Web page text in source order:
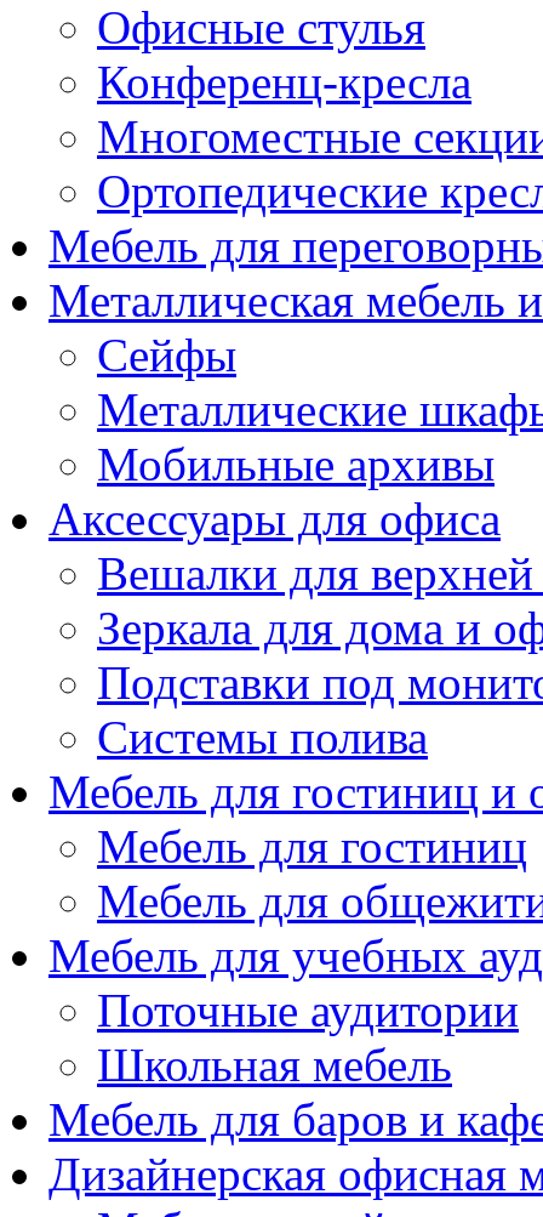
Офисные стулья
Конференц-кресла
Многоместные
Ортопедические
Мебель для
Металлическая мебель
Сейфы
Металлические
Мобильные архивы
Аксессуары для офиса
Вешалки для
Зеркала для дома и
Подставки под
Системы полива
Мебель для гостиниц
Мебель для гостиниц
Мебель для
Мебель для учебных
Поточные аудитории
Школьная мебель
Мебель для баров и
Дизайнерская офисная